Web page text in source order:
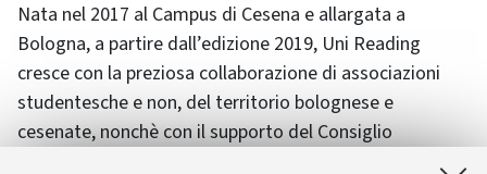
Nata nel 2017 al Campus di Cesena e allargata a
Bologna, a partire dall’edizione 2019, Uni Reading
cresce con la preziosa collaborazione di associazioni
studentesche e non, del territorio bolognese e
cesenate, nonchè con il supporto del Consiglio